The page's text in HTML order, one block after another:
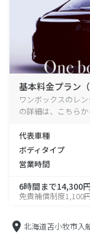
基本料金プラン（
ワンボックスのレ
の詳細は、こちらか
代表車種
ボディタイプ
営業時間
6時間まで14,300
免責補償制度1,100
北海道苫小牧市入